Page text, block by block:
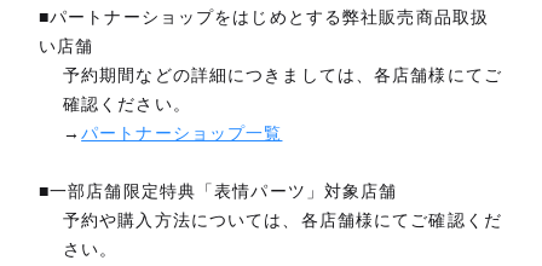
■パートナーショップをはじめとする弊社販売商品取扱
い店舗
予約期間などの詳細につきましては、各店舗様にてご
確認ください。
→パートナーショップ一覧
■一部店舗限定特典「表情パーツ」対象店舗
予約や購入方法については、各店舗様にてご確認くだ
さい。